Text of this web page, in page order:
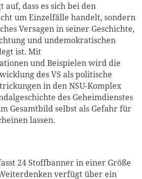
auf, dass es sich bei den
um Einzelfälle handelt, sondern
Versagen in seiner Geschichte,
und undemokratischen
ist. Mit
und Beispielen wird die
des VS als politische
in den NSU-Komplex
des Geheimdienstes
Gesamtbild selbst als Gefahr für
lassen.
24 Stoffbanner in einer Größe
verfügt über ein
Warenkorb